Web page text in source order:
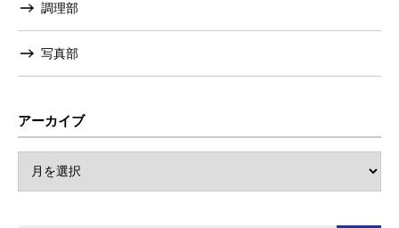
調理部
写真部
アーカイブ